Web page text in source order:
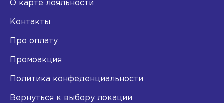
О карте лояльности
Контакты
Про оплату
Промоакция
Политика конфеденциальности
Вернуться к выбору локации